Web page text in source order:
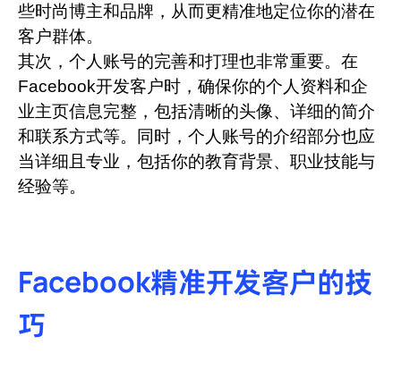
些时尚博主和品牌，从而更精准地定位你的潜在
客户群体。
其次，个人账号的完善和打理也非常重要。在
Facebook开发客户时，确保你的个人资料和企
业主页信息完整，包括清晰的头像、详细的简介
和联系方式等。同时，个人账号的介绍部分也应
当详细且专业，包括你的教育背景、职业技能与
经验等。
Facebook精准开发客户的技
巧